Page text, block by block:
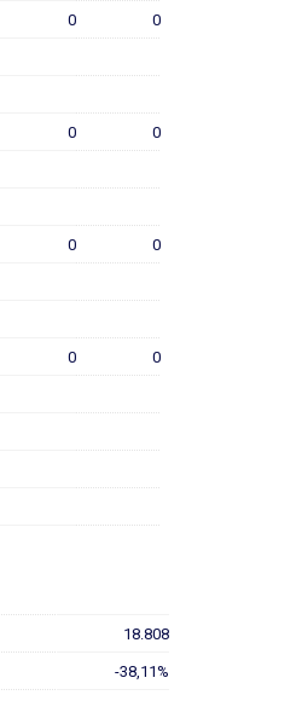
0 0
0 0
0 0
0 0
18.808
-38,11%